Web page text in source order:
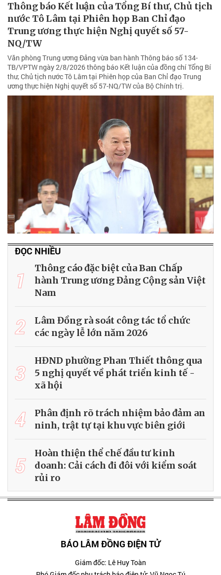
Thông báo Kết luận của Tổng Bí thư, Chủ tịch
nước Tô Lâm tại Phiên họp Ban Chỉ đạo
Trung ương thực hiện Nghị quyết số 57-
NQ/TW
Văn phòng Trung ương Đảng vừa ban hành Thông báo số 134-
TB/VPTW ngày 2/8/2026 thông báo Kết luận của đồng chí Tổng Bí
thư, Chủ tịch nước Tô Lâm tại Phiên họp của Ban Chỉ đạo Trung
ương thực hiện Nghị quyết số 57-NQ/TW của Bộ Chính trị.
ĐỌC NHIỀU
1
Thông cáo đặc biệt của Ban Chấp
hành Trung ương Đảng Cộng sản Việt
Nam
2
Lâm Đồng rà soát công tác tổ chức
các ngày lễ lớn năm 2026
3
HĐND phường Phan Thiết thông qua
5 nghị quyết về phát triển kinh tế -
xã hội
4
Phân định rõ trách nhiệm bảo đảm an
ninh, trật tự tại khu vực biên giới
5
Hoàn thiện thể chế đầu tư kinh
doanh: Cải cách đi đôi với kiểm soát
rủi ro
BÁO LÂM ĐỒNG ĐIỆN TỬ
Giám đốc: Lê Huy Toàn